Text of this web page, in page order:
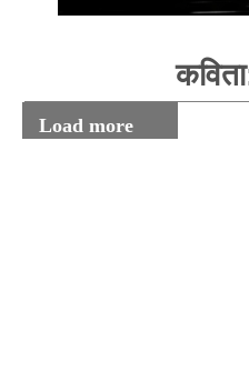
Load more